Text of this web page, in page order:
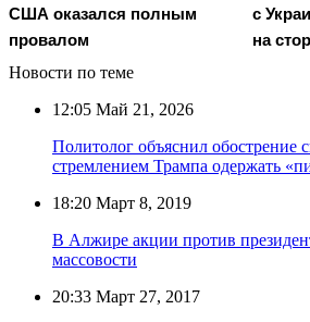
США оказался полным
провалом
с
на
Новости по теме
12:05 Май 21, 2026
Политолог объяснил обострение
стремлением Трампа одержать
18:20 Март 8, 2019
В Алжире акции против
массовости
20:33 Март 27, 2017